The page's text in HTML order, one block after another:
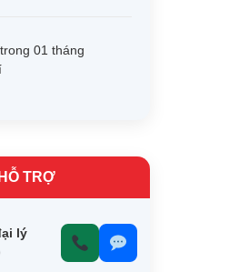
01 tháng
TRỢ
lý